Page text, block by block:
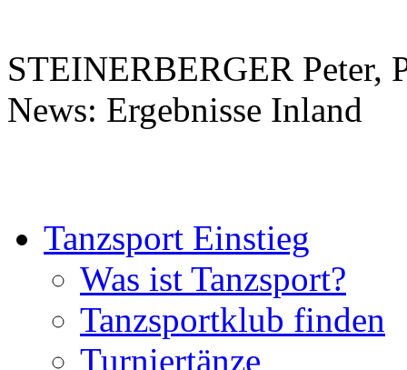
STEINERBERGER Peter,
News: Ergebnisse Inland
Tanzsport Einstieg
Was ist Tanzsport?
Tanzsportklub finden
Turniertänze